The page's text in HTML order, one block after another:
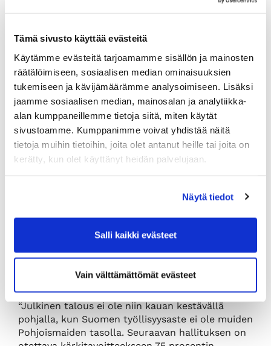
Tämä sivusto käyttää evästeitä
Käytämme evästeitä tarjoamamme sisällön ja mainosten
räätälöimiseen, sosiaalisen median ominaisuuksien
tukemiseen ja kävijämäärämme analysoimiseen. Lisäksi
jaamme sosiaalisen median, mainosalan ja analytiikka-
alan kumppaneillemme tietoja siitä, miten käytät
sivustoamme. Kumppanimme voivat yhdistää näitä
tietoja muihin tietoihin, joita olet antanut heille tai joita on
kerätty, kun olet käyttänyt heidän palvelujaan.
Näytä tiedot
Salli kaikki evästeet
Vain välttämättömät evästeet
Ilmastonmuutoksen hillitseminen vaatii toimia
myös Suomen kansallisen strategian on oltava
etunojassa”, hän sanoo.
Kauppakamarien mukaan ilmastotyön punaisena
lankana pitää olla vaikuttavuus ja
kustannustehokkuus. Eniten pitää panostaa
niihin toimenpiteisiin, joilla päästöjä voidaan
vähentää eniten ja edullisimmin. Siksi
markkinoita pitää luoda ja joustavaa
hintaohjausta hyödyntää keinona aina kuin
mahdollista. Poliittisen ohjauksen on
Lisäksi kauppakamarit haluavat ohjelmassaan
kiinnittää erityistä huomiota siihen, että
työllisyysastetta on tulevaisuudessa nostettava,
kerättyjen verojen maksu ei jää liian kapeille
harteille. Väestön ikääntyminen tulee asettamaan
“Julkinen talous ei ole niin kauan kestävällä
pohjalla, kun Suomen työllisyysaste ei ole muiden
Pohjoismaiden tasolla. Seuraavan hallituksen on